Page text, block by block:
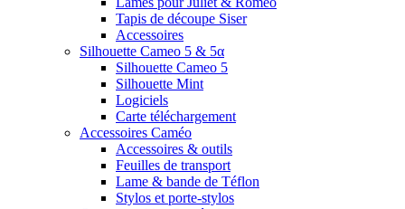
Tapis de découpe Siser
Accessoires
Silhouette Cameo 5 & 5α
Silhouette Cameo 5
Silhouette Mint
Logiciels
Carte téléchargement
Accessoires Caméo
Accessoires & outils
Feuilles de transport
Lame & bande de Téflon
Stylos et porte-stylos